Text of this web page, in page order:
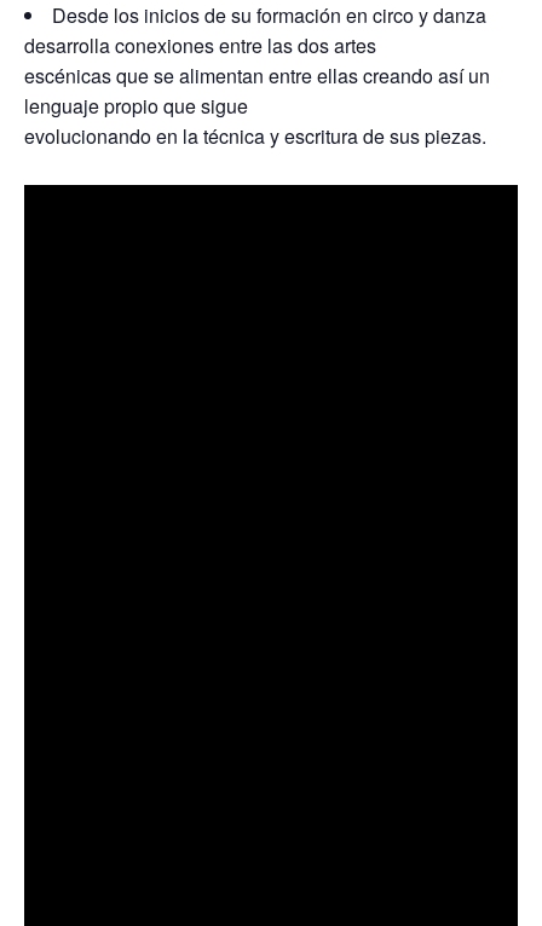
Desde los inicios de su formación en circo y danza
desarrolla conexiones entre las dos artes
escénicas que se alimentan entre ellas creando así un
lenguaje propio que sigue
evolucionando en la técnica y escritura de sus piezas.